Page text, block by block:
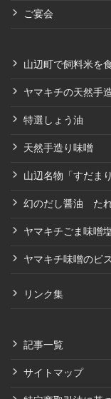
ご宴会
山辺町で飼料米を
ヤマキチの天然手
特選しょう油
天然手造り味噌
山辺名物「すだまり
幻のだし醤油 た
ヤマキチごま味噌
ヤマキチ味噌のビ
リンク集
記事一覧
サイトマップ